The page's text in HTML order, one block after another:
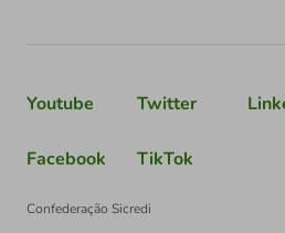
Youtube Twitter
Facebook TikTok
Confederação Sicredi